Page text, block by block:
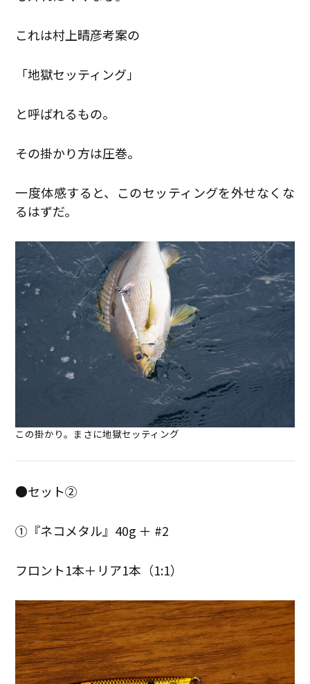
これは村上晴彦考案の
「地獄セッティング」
と呼ばれるもの。
その掛かり方は圧巻。
一度体感すると、このセッティングを外せなくな
るはずだ。
この掛かり。まさに地獄セッティング
●セット②
①『ネコメタル』40g ＋ #2
フロント1本＋リア1本（1:1）